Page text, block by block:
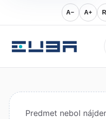
A− A+
Predmet nebol